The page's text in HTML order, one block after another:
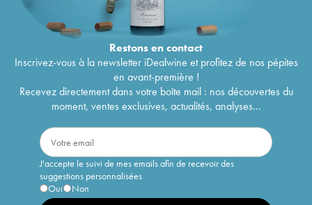
Restons encontact
Inscrivez-vous à la newsletter iDealwine et profitez de nos pépites
en avant-première !
Recevez directement dans votre boîte mail : nos découvertes du
moment, ventes exclusives, actualités, analyses...
J'accepte le suivi de mes emails afin de recevoir des
suggestions personnalisées
Oui
Non